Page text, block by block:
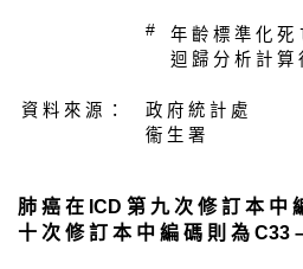
#
年 齡 標 準 化 死
迴 歸 分 析 計 算
資 料 來 源 ：
政 府 統 計 處
衞 生 署
肺 癌 在 ICD 第 九 次 修 訂 本 中
十 次 修 訂 本 中 編 碼 則 為 C33